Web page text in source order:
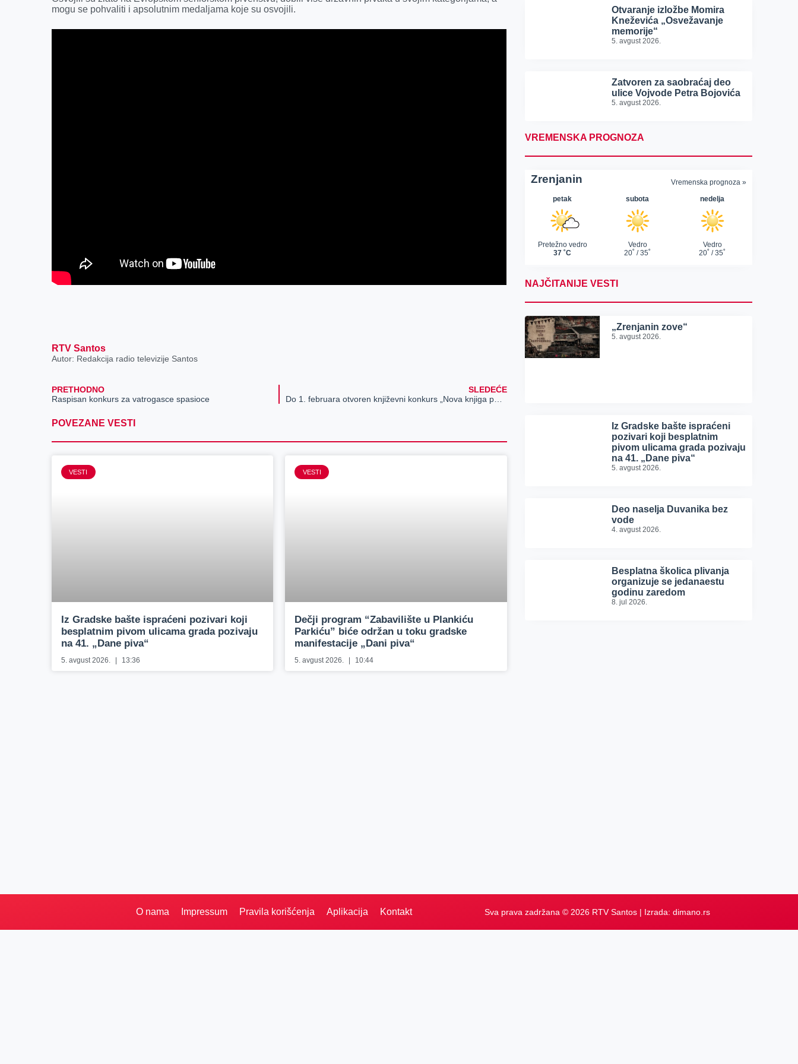
mogu se pohvaliti i apsolutnim medaljama koje su osvojili.
RTV Santos
Autor: Redakcija radio televizije Santos
PRETHODNO
Raspisan konkurs za vatrogasce spasioce
SLEDEĆE
Do 1. februara otvoren književni konkurs „Nova knjiga poezije“, pobednik dobija štampanje i promovisanje knjige
POVEZANE VESTI
VESTI
Iz Gradske bašte ispraćeni pozivari koji
besplatnim pivom ulicama grada pozivaju
na 41. „Dane piva“
5. avgust 2026. 13:36
VESTI
Dečji program “Zabavilište u Plankiću
Parkiću” biće održan u toku gradske
manifestacije „Dani piva“
5. avgust 2026. 10:44
Otvaranje izložbe Momira
Kneževića „Osvežavanje
memorije“
5. avgust 2026.
Zatvoren za saobraćaj deo
ulice Vojvode Petra Bojovića
5. avgust 2026.
VREMENSKA PROGNOZA
NAJČITANIJE VESTI
„Zrenjanin zove“
5. avgust 2026.
Iz Gradske bašte ispraćeni
pozivari koji besplatnim
pivom ulicama grada pozivaju
na 41. „Dane piva“
5. avgust 2026.
Deo naselja Duvanika bez
vode
4. avgust 2026.
Besplatna školica plivanja
organizuje se jedanaestu
godinu zaredom
8. jul 2026.
O nama Impressum Pravila korišćenja Aplikacija Kontakt Sva prava zadržana © 2026 RTV Santos | Izrada: dimano.rs